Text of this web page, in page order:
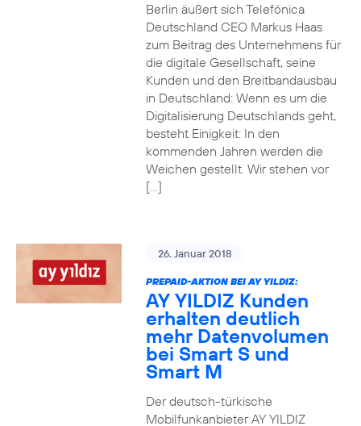
Berlin äußert sich Telefónica
Deutschland CEO Markus Haas
zum Beitrag des Unternehmens für
die digitale Gesellschaft, seine
Kunden und den Breitbandausbau
in Deutschland: Wenn es um die
Digitalisierung Deutschlands geht,
besteht Einigkeit: In den
kommenden Jahren werden die
Weichen gestellt. Wir stehen vor
[…]
26. Januar 2018
PREPAID-AKTION BEI AY YILDIZ:
AY YILDIZ Kunden
erhalten deutlich
mehr Datenvolumen
bei Smart S und
Smart M
Der deutsch-türkische
Mobilfunkanbieter AY YILDIZ